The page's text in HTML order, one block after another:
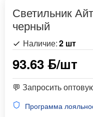
Светильник
черный
93.63 ƃ/шт
Наличие:2 шт
💬 Запросить
Программа